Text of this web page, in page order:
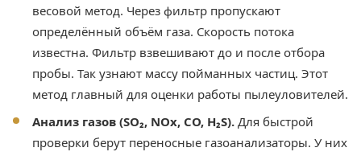
весовой метод. Через фильтр пропускают
определённый объём газа. Скорость потока
известна. Фильтр взвешивают до и после отбора
пробы. Так узнают массу пойманных частиц. Этот
метод главный для оценки работы пылеуловителей.
Анализ газов (SO₂, NOx, CO, H₂S). Для быстрой
проверки берут переносные газоанализаторы. У них